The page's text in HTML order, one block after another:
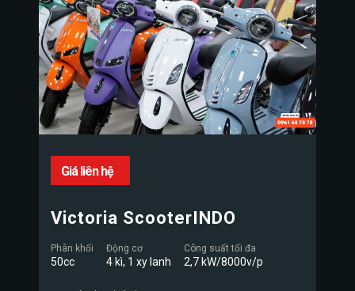
Giá liên hệ
Victoria ScooterINDO
Phân khối
50cc
Động cơ
4 kì, 1 xy lanh
Công suất tối đa
2,7 kW/8000v/p